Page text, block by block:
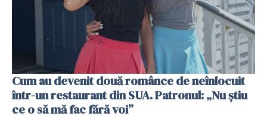
Cum au devenit două românce de neînlocuit
într-un restaurant din SUA. Patronul: „Nu știu
ce o să mă fac fără voi”